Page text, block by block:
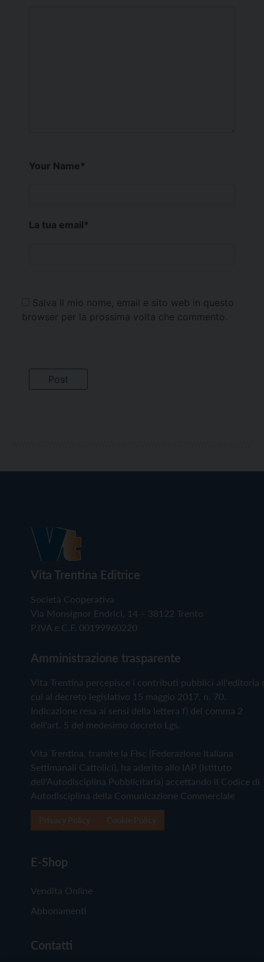
Your Name*
La tua email*
Salva il mio nome, email e sito web in questo
browser per la prossima volta che commento.
Vita Trentina Editrice
Società Cooperativa
Via Monsignor Endrici, 14 – 38122 Trento
P.IVA e C.F. 00199960220
Amministrazione trasparente
Vita Trentina percepisce i contributi pubblici all'editoria
cui al decreto legislativo 15 maggio 2017, n. 70.
Indicazione resa ai sensi della lettera f) del comma 2
dell'art. 5 del medesimo decreto Lgs.
Vita Trentina, tramite la Fisc (Federazione Italiana
Settimanali Cattolici), ha aderito allo IAP (Istituto
dell'Autodisciplina Pubblicitaria) accettando il Codice di
Autodisciplina della Comunicazione Commerciale
E-Shop
Vendita Online
Abbonamenti
Contatti